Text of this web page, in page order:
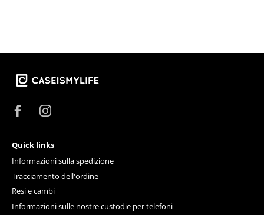
Quick links
Informazioni sulla spedizione
Tracciamento dell'ordine
Resi e cambi
Informazioni sulle nostre custodie per telefoni